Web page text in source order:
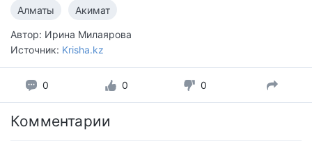
Алматы Акимат
Автор: Ирина Милаярова
Источник: Krisha.kz
0 0 0
Комментарии